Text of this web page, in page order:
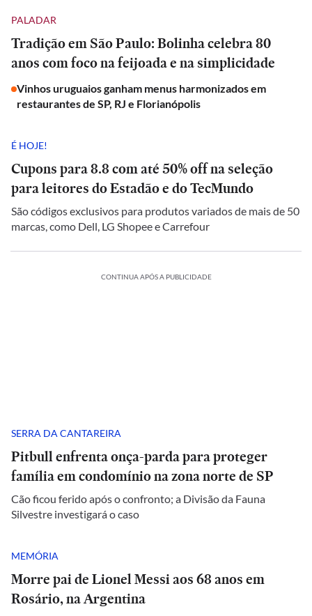
PALADAR
Tradição em São Paulo: Bolinha celebra 80
anos com foco na feijoada e na simplicidade
Vinhos uruguaios ganham menus harmonizados em
restaurantes de SP, RJ e Florianópolis
É HOJE!
Cupons para 8.8 com até 50% off na seleção
para leitores do Estadão e do TecMundo
São códigos exclusivos para produtos variados de mais de 50
marcas, como Dell, LG Shopee e Carrefour
CONTINUA APÓS A PUBLICIDADE
SERRA DA CANTAREIRA
Pitbull enfrenta onça-parda para proteger
família em condomínio na zona norte de SP
Cão ficou ferido após o confronto; a Divisão da Fauna
Silvestre investigará o caso
MEMÓRIA
Morre pai de Lionel Messi aos 68 anos em
Rosário, na Argentina